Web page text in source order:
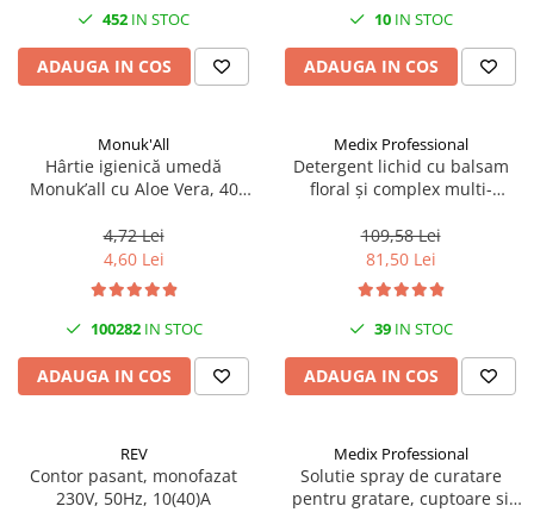
Accesorii gips carton
Accesorii gresie si faianta
Accesorii pentru faianta, gresie si
Accesorii polizare si slefuire
Accesorii vopsire si tencuire
Materiale electrice
Sanitare
Sarma constructii
Sfoara si franghii
Suruburi, dibluri si accesorii
452 IN STOC
ADAUGA IN COS
10IN STOC
ADAUGA IN COS
Monuk'All
Hârtie igienică umedă
Monuk’all cu Aloe Vera, 40
alcool
4,72 Lei
4,60 Lei
100282IN STOC
ADAUGA IN COS
Medix Professional
Detergent lichid cu balsam
floral și complex multi-
Professional
109,58 Lei
81,50 Lei
39IN STOC
ADAUGA IN COS
REV
Contor pasant, monofazat
230V, 50Hz, 10(40)A
Medix Professional
Solutie spray de curatare
pentru gratare, cuptoare si